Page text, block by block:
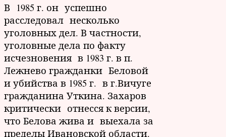
В 1985 г. он успешно
расследовал несколько
уголовных дел. В частности,
уголовные дела по факту
исчезновения в 1983 г. в п.
Лежнево гражданки Беловой
и убийства в 1985 г. в г.Вичуге
гражданина Уткина. Захаров
критически отнесся к версии,
что Белова жива и выехала за
пределы Ивановской области.